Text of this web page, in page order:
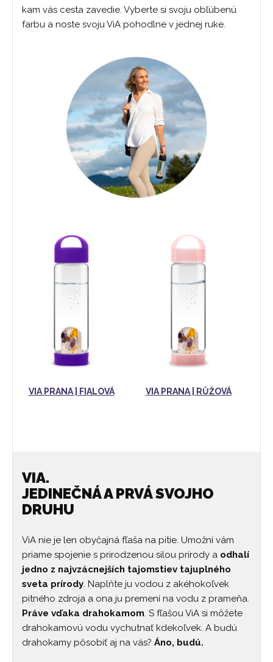
kam vás cesta zavedie. Vyberte si svoju obľúbenú
farbu a noste svoju ViA pohodlne v jednej ruke.
VIA PRANA | FIALOVÁ VIA PRANA | RŮŽOVÁ
VIA.
JEDINEČNÁ A PRVÁ SVOJHO
DRUHU
ViA nie je len obyčajná fľaša na pitie. Umožní vám
priame spojenie s prirodzenou silou prírody a odhalí
jedno z najvzácnejších tajomstiev tajuplného
sveta prírody. Naplňte ju vodou z akéhokoľvek
pitného zdroja a ona ju premení na vodu z prameňa.
Práve vďaka drahokamom. S fľašou ViA si môžete
drahokamovú vodu vychutnať kdekoľvek. A budú
drahokamy pôsobiť aj na vás? Áno, budú.